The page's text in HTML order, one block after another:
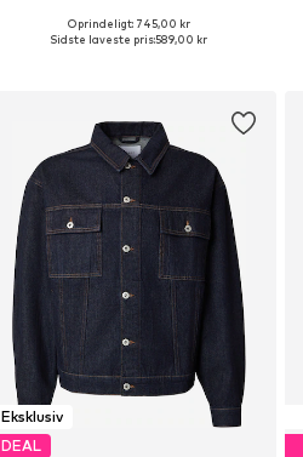
Oprindeligt: 745,00 kr
Sidste laveste pris:589,00 kr
Eksklusiv
DEAL